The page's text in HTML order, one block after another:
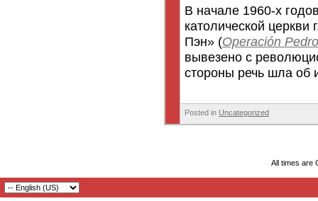
В начале 1960-х
католической
Пэн» (Operación
вывезено с
стороны речь шла об
Posted in Uncategorized
All times are